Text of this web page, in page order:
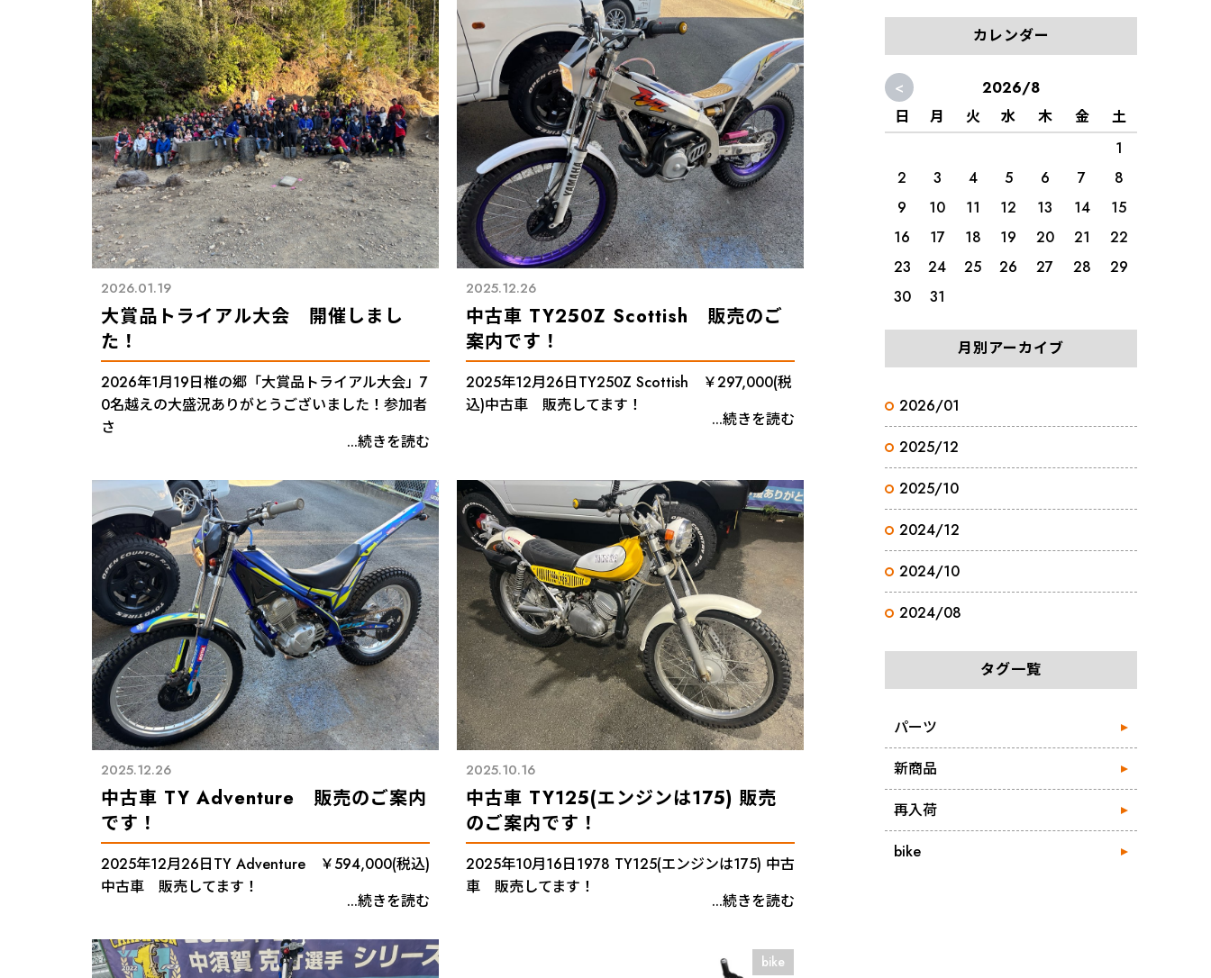
2026.01.19
大賞品トライアル大会 開催しまし
た！
2026年1月19日椎の郷「大賞品トライアル大会」7
0名越えの大盛況ありがとうございました！参加者
さ
...続きを読む
2025.12.26
中古車 TY250Z Scottish 販売のご
案内です！
2025年12月26日TY250Z Scottish ￥297,000(税
込)中古車 販売してます！
...続きを読む
2025.12.26
中古車 TY Adventure 販売のご案内
です！
2025年12月26日TY Adventure ￥594,000(税込)
中古車 販売してます！
...続きを読む
2025.10.16
中古車 TY125(エンジンは175) 販売
のご案内です！
2025年10月16日1978 TY125(エンジンは175) 中古
車 販売してます！
...続きを読む
bike
カレンダー
<
2026/8
日
月 火 水 木 金
土
1
2
3 4 5 6 7
8
9
10 11 12 13 14
15
16
17 18 19 20 21
22
23
24 25 26 27 28
29
30
31
月別アーカイブ
2026/01
2025/12
2025/10
2024/12
2024/10
2024/08
タグ一覧
パーツ
新商品
再入荷
bike